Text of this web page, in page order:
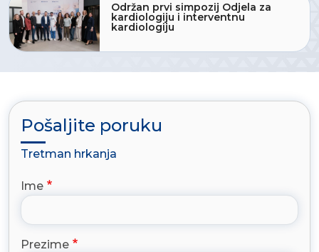
Održan prvi simpozij Odjela za
kardiologiju i interventnu
kardiologiju
Pošaljite poruku
Tretman hrkanja
Ime
Prezime